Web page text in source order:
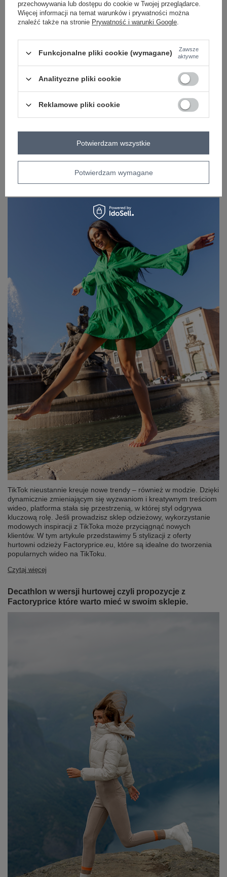
rękaw
krótki rękaw
skład materiału
90% bawełna 10% elastan
OPINIE
ZWROTY I WYMIANA
Z naszego bloga
TikTok Challenge i 5 Stylizacji z Hurtowni Odzieży
Factoryprice
TikTok nieustannie kreuje nowe trendy – również w modzie. Dzięki
dynamicznie zmieniającym się wyzwaniom i kreatywnym treściom
wideo, platforma stała się przestrzenią, w której styl odgrywa
kluczową rolę. Jeśli prowadzisz sklep odzieżowy, wykorzystanie
modowych inspiracji z TikToka może przyciągnąć nowych
klientów. W tym artykule przedstawimy 5 stylizacji z oferty
hurtowni odzieży Factoryprice.eu, które są idealne do tworzenia
popularnych wideo na TikToku.
Czytaj więcej
Decathlon w wersji hurtowej czyli propozycje z
Factoryprice które warto mieć w swoim sklepie.
przechowywania lub dostępu do cookie w Twojej przeglądarce.
Więcej informacji na temat warunków i prywatności można
znaleźć także na stronie Prywatność i warunki Google.
Funkcjonalne pliki cookie (wymagane)
Zawsze
aktywne
Analityczne pliki cookie
Reklamowe pliki cookie
Potwierdzam wymagane
Potwierdzam wszystkie